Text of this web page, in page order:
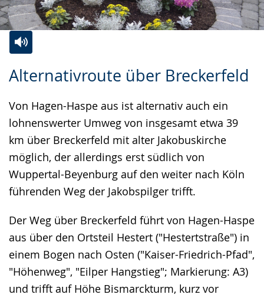
Alternativroute über Breckerfeld
Von Hagen-Haspe aus ist alternativ auch ein
lohnenswerter Umweg von insgesamt etwa 39
km über Breckerfeld mit alter Jakobuskirche
möglich, der allerdings erst südlich von
Wuppertal-Beyenburg auf den weiter nach Köln
führenden Weg der Jakobspilger trifft.
Der Weg über Breckerfeld führt von Hagen-Haspe
aus über den Ortsteil Hestert ("Hestertstraße") in
einem Bogen nach Osten ("Kaiser-Friedrich-Pfad",
"Höhenweg", "Eilper Hangstieg"; Markierung: A3)
und trifft auf Höhe Bismarckturm, kurz vor
Leichten
wechseln.
Audio-
Video
Deutscher
Gebärdensprache
wird
angezeigt.